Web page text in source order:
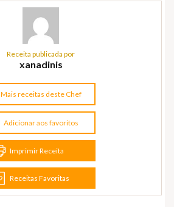
Receita publicada por
xanadinis
Mais receitas deste Chef
Adicionar aos favoritos
Imprimir Receita
Receitas Favoritas